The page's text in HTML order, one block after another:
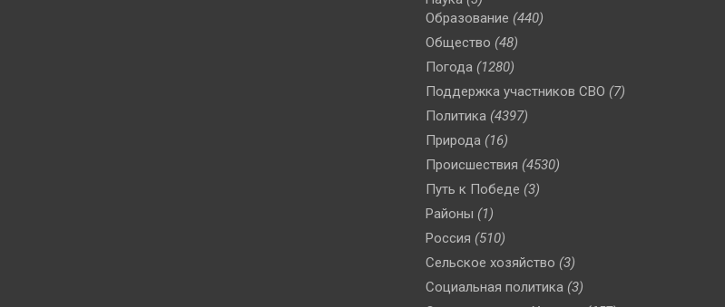
Образование (440)
Общество (48)
Погода (1280)
Поддержка участников СВО (7)
Политика (4397)
Природа (16)
Происшествия (4530)
Путь к Победе (3)
Районы (1)
Россия (510)
Сельское хозяйство (3)
Социальная политика (3)